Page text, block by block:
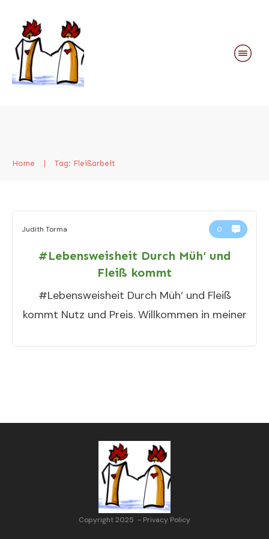
Home Tag: Fleißarbeit
Judith Torma 0
#Lebensweisheit Durch Müh‘ und
Fleiß kommt
#Lebensweisheit Durch Müh‘ und Fleiß
kommt Nutz und Preis. Willkommen in meiner
Copyright 2025 - Privacy Policy